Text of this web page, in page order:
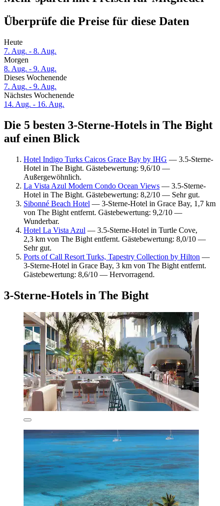
Überprüfe die Preise für diese Daten
Heute
7. Aug. - 8. Aug.
Morgen
8. Aug. - 9. Aug.
Dieses Wochenende
7. Aug. - 9. Aug.
Nächstes Wochenende
14. Aug. - 16. Aug.
Die 5 besten 3-Sterne-Hotels in The Bight
auf einen Blick
Hotel Indigo Turks Caicos Grace Bay by IHG — 3.5-Sterne-
Hotel in The Bight. Gästebewertung: 9,6/10 —
Außergewöhnlich.
La Vista Azul Modern Condo Ocean Views — 3.5-Sterne-
Hotel in The Bight. Gästebewertung: 8,2/10 — Sehr gut.
Sibonné Beach Hotel — 3-Sterne-Hotel in Grace Bay, 1,7 km
von The Bight entfernt. Gästebewertung: 9,2/10 —
Wunderbar.
Hotel La Vista Azul — 3.5-Sterne-Hotel in Turtle Cove,
2,3 km von The Bight entfernt. Gästebewertung: 8,0/10 —
Sehr gut.
Ports of Call Resort Turks, Tapestry Collection by Hilton —
3-Sterne-Hotel in Grace Bay, 3 km von The Bight entfernt.
Gästebewertung: 8,6/10 — Hervorragend.
3-Sterne-Hotels in The Bight